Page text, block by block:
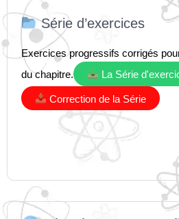
Série d’exercices
Exercices progressifs corrigés
du chapitre.
La Série
Correction de la Série